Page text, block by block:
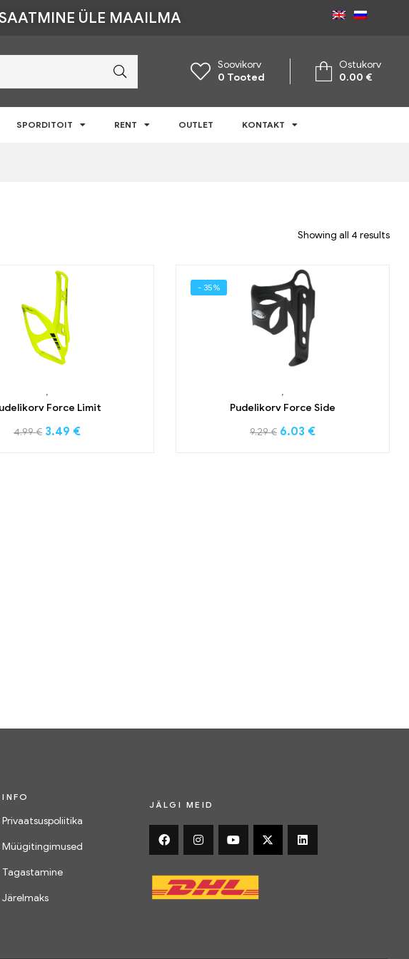
ÜLE MAAILMA
Soovikorv
0 Tooted
Ostukorv
0.00 €
SPORDITOIT RENT OUTLET KONTAKT
Showing all 4 results
,
Force Limit
4.99€ 3.49 €
- 35%
,
Pudelikorv Force Side
9.29€ 6.03 €
INFO
Privaatsuspoliitika
Müügitingimused
Tagastamine
Järelmaks
JÄLGI MEID